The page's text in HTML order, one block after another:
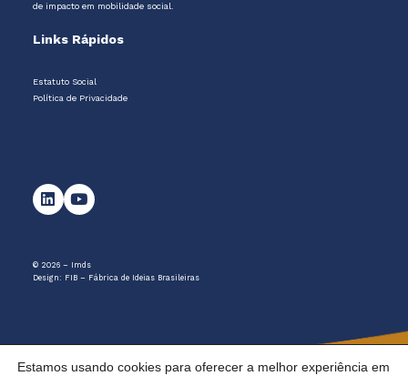
de impacto em mobilidade social.
Links Rápidos
Estatuto Social
Política de Privacidade
© 2026 – Imds
Design: FIB – Fábrica de Ideias Brasileiras
Estamos usando cookies para oferecer a melhor experiência em